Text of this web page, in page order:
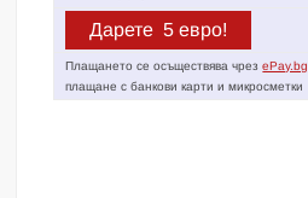
Плащането се осъществява чрезePay.bg
плащане с банкови карти и микросметки